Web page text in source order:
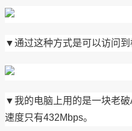
▼通过这种方式是可以访问到
▼我的电脑上用的是一块老
速度只有432Mbps。